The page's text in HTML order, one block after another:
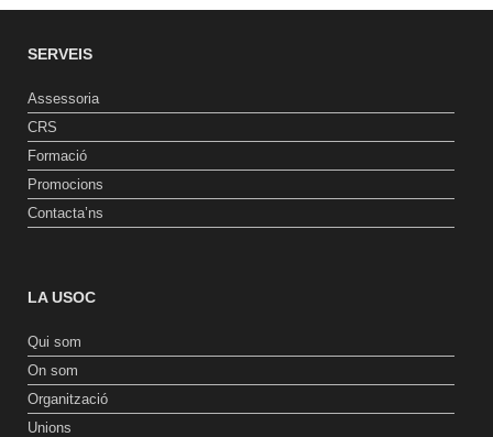
SERVEIS
Assessoria
CRS
Formació
Promocions
Contacta’ns
LA USOC
Qui som
On som
Organització
Unions